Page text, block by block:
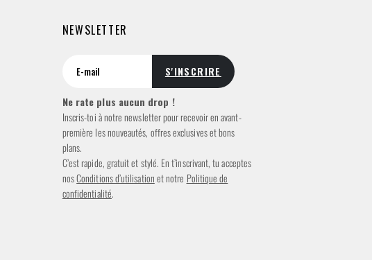
NEWSLETTER
Ne rate plus aucun drop !
Inscris-toi à notre newsletter pour recevoir en avant-
première les nouveautés, offres exclusives et bons
plans.
C’est rapide, gratuit et stylé. En t’inscrivant, tu acceptes
nosConditions d’utilisationet notre Politique de
confidentialité.